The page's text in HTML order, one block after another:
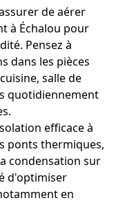
de aérer
à Échalou pour
Pensez à
dans les pièces
salle de
quotidiennement
efficace à
ponts thermiques,
condensation sur
d'optimiser
en